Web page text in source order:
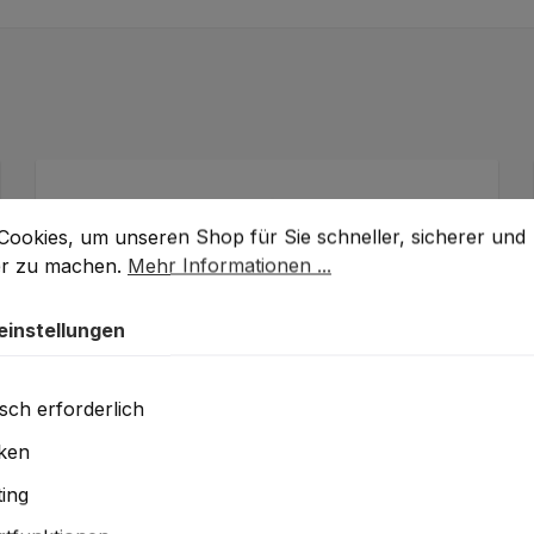
um unseren Shop für Sie schneller, sicherer und
um unseren Shop für Sie schneller, sicherer und
zu machen. Mehr Informationen ...
erforderlich